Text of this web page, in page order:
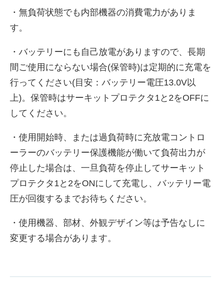
・無負荷状態でも内部機器の消費電力がありま
す。
・バッテリーにも自己放電がありますので、長期
間ご使用にならない場合(保管時)は定期的に充電を
行ってください(目安：バッテリー電圧13.0V以
上)。保管時はサーキットプロテクタ1と2をOFFに
してください。
・使用開始時、または過負荷時に充放電コントロ
ーラーのバッテリー保護機能が働いて負荷出力が
停止した場合は、一旦負荷を停止してサーキット
プロテクタ1と2をONにして充電し、バッテリー電
圧が回復するまでお待ちください。
・使用機器、部材、外観デザイン等は予告なしに
変更する場合があります。